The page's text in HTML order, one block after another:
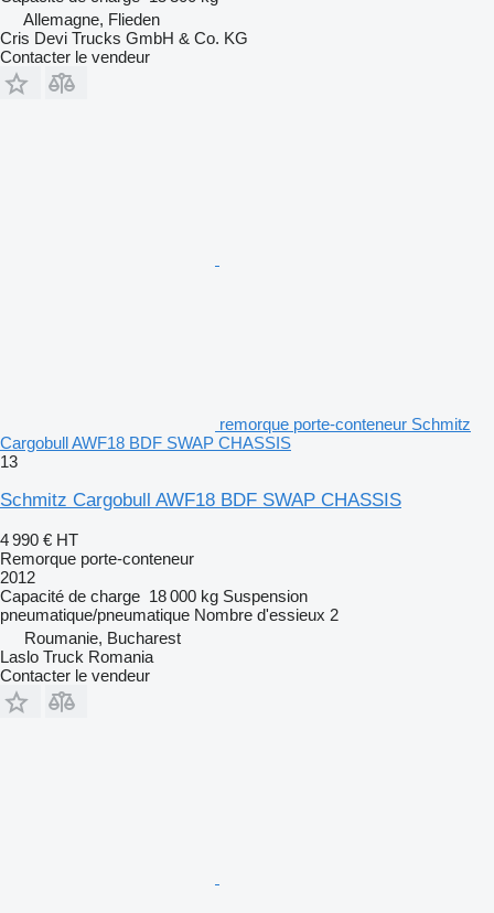
Allemagne, Flieden
Cris Devi Trucks GmbH & Co. KG
Contacter le vendeur
remorque porte-conteneur Schmitz
Cargobull AWF18 BDF SWAP CHASSIS
13
Schmitz Cargobull AWF18 BDF SWAP CHASSIS
4 990 € HT
Remorque porte-conteneur
2012
Capacité de charge 18 000 kg Suspension
pneumatique/pneumatique Nombre d'essieux 2
Roumanie, Bucharest
Laslo Truck Romania
Contacter le vendeur